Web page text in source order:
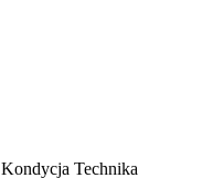
Kondycja Technika